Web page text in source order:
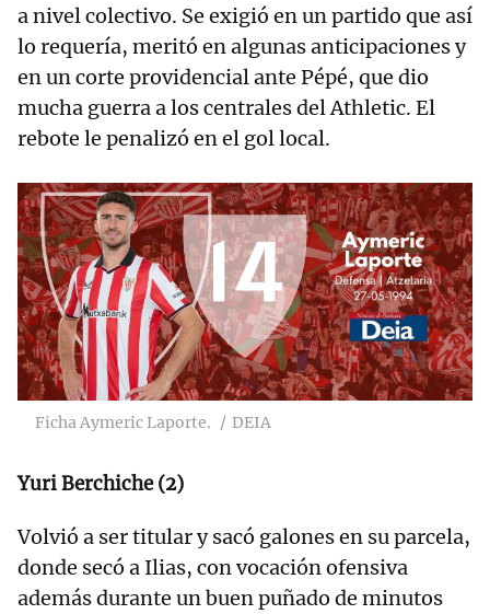
a nivel colectivo. Se exigió en un partido que así
lo requería, meritó en algunas anticipaciones y
en un corte providencial ante Pépé, que dio
mucha guerra a los centrales del Athletic. El
rebote le penalizó en el gol local.
Ficha Aymeric Laporte. DEIA
Yuri Berchiche (2)
Volvió a ser titular y sacó galones en su parcela,
donde secó a Ilias, con vocación ofensiva
además durante un buen puñado de minutos